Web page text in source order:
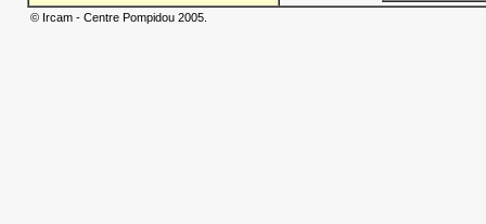
© Ircam - Centre Pompidou 2005.